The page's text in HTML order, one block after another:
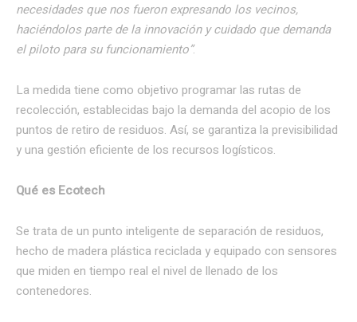
necesidades que nos fueron expresando los vecinos,
haciéndolos parte de la innovación y cuidado que demanda
el piloto para su funcionamiento”.
La medida tiene como objetivo programar las rutas de
recolección, establecidas bajo la demanda del acopio de los
puntos de retiro de residuos. Así, se garantiza la previsibilidad
y una gestión eficiente de los recursos logísticos.
Qué es Ecotech
Se trata de un punto inteligente de separación de residuos,
hecho de madera plástica reciclada y equipado con sensores
que miden en tiempo real el nivel de llenado de los
contenedores.